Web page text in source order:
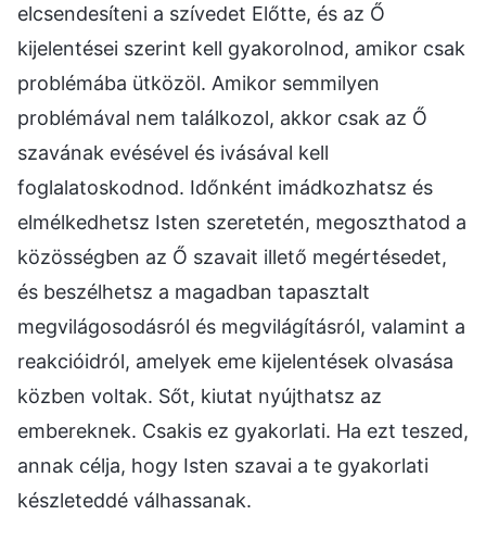
elcsendesíteni a szívedet Előtte, és az Ő
kijelentései szerint kell gyakorolnod, amikor csak
problémába ütközöl. Amikor semmilyen
problémával nem találkozol, akkor csak az Ő
szavának evésével és ivásával kell
foglalatoskodnod. Időnként imádkozhatsz és
elmélkedhetsz Isten szeretetén, megoszthatod a
közösségben az Ő szavait illető megértésedet,
és beszélhetsz a magadban tapasztalt
megvilágosodásról és megvilágításról, valamint a
reakcióidról, amelyek eme kijelentések olvasása
közben voltak. Sőt, kiutat nyújthatsz az
embereknek. Csakis ez gyakorlati. Ha ezt teszed,
annak célja, hogy Isten szavai a te gyakorlati
készleteddé válhassanak.